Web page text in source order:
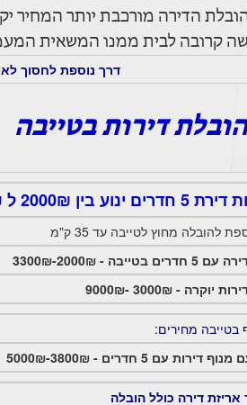
הדירה מורכבת יותר המחיר
קרובה לבית ממנו המשאית
דרך נוספת לחסוך
דירות בטייבה
ל 3300₪ בתוך טייבה.
- 2000₪-3300₪
- 3000₪ -9000₪
בטייבה מחירים:
עם 5 חדרים - 3800₪-5000₪
דירה כולל הובלה